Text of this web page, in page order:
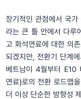
장기적인 관점에서 국
라는 큰 틀 안에서 다루
고 화석연료에 대한 의
되겠지만, 전환기 단계
베트남이 4월부터 E10
연료)로의 전환 로드맵
더 이상 단순한 방향성